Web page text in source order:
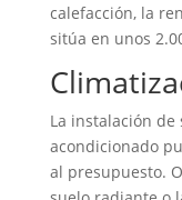
calefacción, la
sitúa en unos
La instalación de
acondicionado
al presupuesto.